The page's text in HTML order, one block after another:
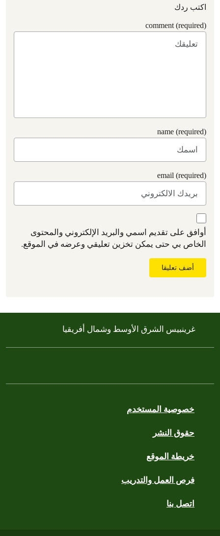
اكتب ردك
comment (required)
name (required)
email (required)
أوافق على تقديم اسمي والبريد الإلكتروني والمحتوى
الخاص بي حتى يمكن تخزين تعليقي وعرضه في الموقع.
أضف تعليقا
خصوصية المستخدم
حقوق النشر
خريطة الموقع
فرص العمل والتدريب
اتصل بنا